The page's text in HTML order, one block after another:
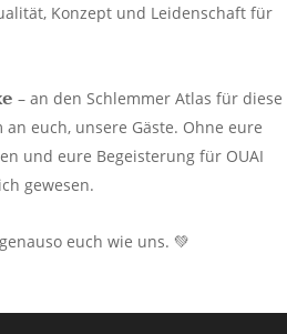
Konzept und Leidenschaft für
– an den Schlemmer Atlas für diese
euch, unsere Gäste. Ohne eure
und eure Begeisterung für OUAI
gewesen.
euch wie uns. 💚